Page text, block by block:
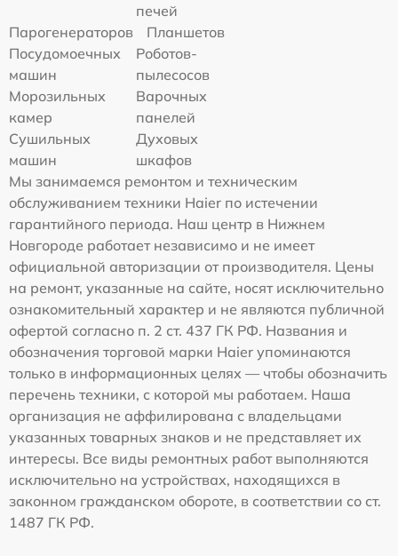
печей
Парогенераторов
Планшетов
Посудомоечных
машин
Роботов-
пылесосов
Морозильных
камер
Варочных
панелей
Сушильных
машин
Духовых
шкафов
Мы занимаемся ремонтом и техническим
обслуживанием техники Haier по истечении
гарантийного периода. Наш центр в Нижнем
Новгороде работает независимо и не имеет
официальной авторизации от производителя. Цены
на ремонт, указанные на сайте, носят исключительно
ознакомительный характер и не являются публичной
офертой согласно п. 2 ст. 437 ГК РФ. Названия и
обозначения торговой марки Haier упоминаются
только в информационных целях — чтобы обозначить
перечень техники, с которой мы работаем. Наша
организация не аффилирована с владельцами
указанных товарных знаков и не представляет их
интересы. Все виды ремонтных работ выполняются
исключительно на устройствах, находящихся в
законном гражданском обороте, в соответствии со ст.
1487 ГК РФ.